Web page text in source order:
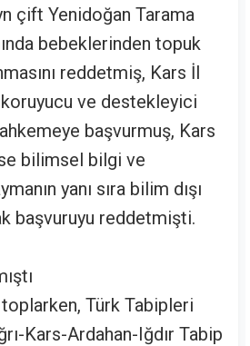
çift Yenidoğan Tarama
bebeklerinden topuk
reddetmiş, Kars İl
ve destekleyici
başvurmuş, Kars
bilimsel bilgi ve
yanı sıra bilim dışı
başvuruyu reddetmişti.
Türk Tabipleri
Kars-Ardahan-Iğdır Tabip